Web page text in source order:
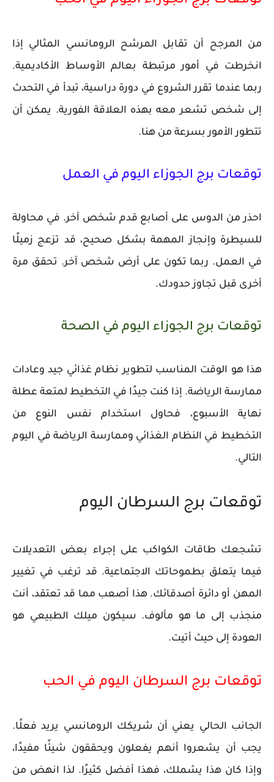
من المرجح أن تقابل المرشح الرومانسي المثالي إذا
انخرطت في أمور مرتبطة بعالم الأوساط الأكاديمية.
ربما عندما تقرر الشروع في دورة دراسية، تبدأ في التحدث
إلى شخص تشعر معه بهذه العلاقة الفورية. يمكن أن
تتطور الأمور بسرعة من هنا.
توقعات برج الجوزاء اليوم في العمل
احذر من الدوس على أصابع قدم شخص آخر. في محاولة
للسيطرة وإنجاز المهمة بشكل صحيح، قد تزعج زميلًا
في العمل. ربما تكون على أرض شخص آخر. تحقق مرة
أخرى قبل تجاوز حدودك.
توقعات برج الجوزاء اليوم في الصحة
هذا هو الوقت المناسب لتطوير نظام غذائي جيد وعادات
ممارسة الرياضة. إذا كنت جيدًا في التخطيط لمتعة عطلة
نهاية الأسبوع، فحاول استخدام نفس النوع من
التخطيط في النظام الغذائي وممارسة الرياضة في اليوم
التالي.
توقعات برج السرطان اليوم
تشجعك طاقات الكواكب على إجراء بعض التعديلات
فيما يتعلق بطموحاتك الاجتماعية. قد ترغب في تغيير
المهن أو دائرة أصدقائك. هذا أصعب مما قد تعتقد، أنت
منجذب إلى ما هو مألوف. سيكون ميلك الطبيعي هو
العودة إلى حيث أتيت.
توقعات برج السرطان اليوم في الحب
الجانب الحالي يعني أن شريكك الرومانسي يريد فعلًا.
يجب أن يشعروا أنهم يفعلون ويحققون شيئًا مفيدًا،
وإذا كان هذا يشملك، فهذا أفضل كثيرًا. لذا انهض من